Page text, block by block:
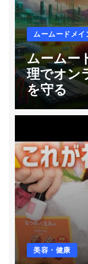
ムームードメイ
ムームー
理でオン
を守る
美容・健康